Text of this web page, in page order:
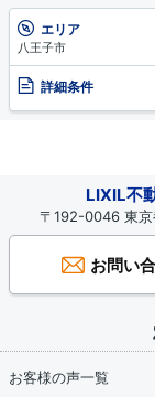
エリア
八王子市
詳細条件
LIXIL不
〒192-0046 東京
お問い
お客様の声一覧